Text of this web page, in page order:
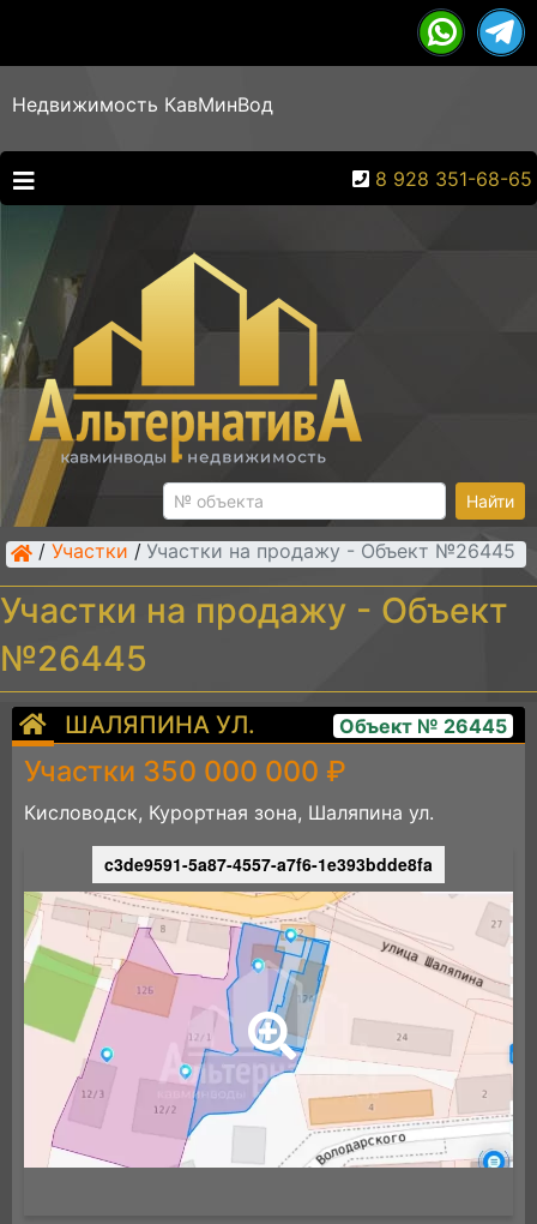
Недвижимость КавМинВод
8 928 351-68-65
Найти
/ Участки / Участки на продажу - Объект №26445
Участки на продажу - Объект
№26445
ШАЛЯПИНА УЛ. Объект № 26445
Участки 350 000 000 ₽
Кисловодск, Курортная зона, Шаляпина ул.
c3de9591-5a87-4557-a7f6-1e393bdde8fa